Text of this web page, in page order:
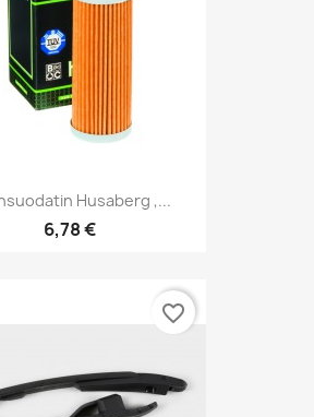
Husaberg ,...
6,78 €
favorite_border